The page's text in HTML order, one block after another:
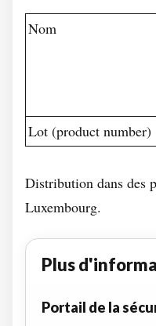
Nom
Lot (product number)
Distribution dans des
Luxembourg.
Plus
Portail de la